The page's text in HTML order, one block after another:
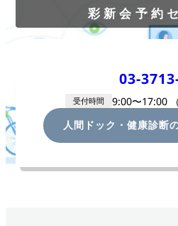
彩新会予約
03-
受付時間 9:00〜17:00
人間ドック・健康診断